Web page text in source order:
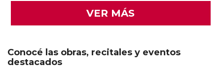
VER MÁS
Conocé las obras, recitales y eventos
destacados